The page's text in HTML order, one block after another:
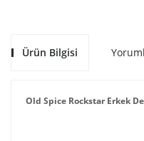
Ürün Bilgisi
Old Spice Rockstar Erkek